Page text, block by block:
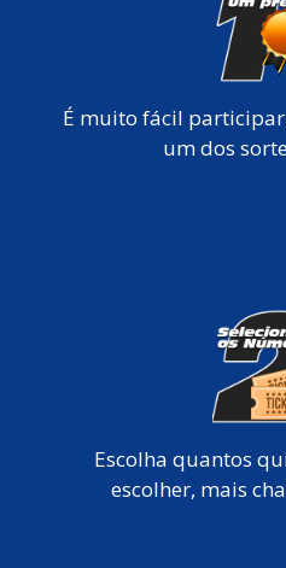
É muito fácil
um dos
Escolha quantos
escolher, mais